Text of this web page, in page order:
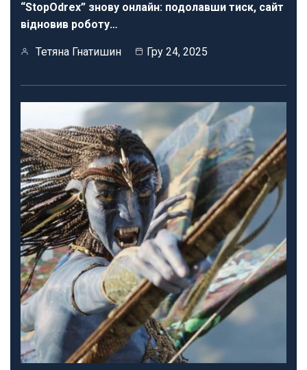
“StopOdrex” знову онлайн: подолавши тиск, сайт
відновив роботу…
Тетяна Гнатишин Гру 24, 2025